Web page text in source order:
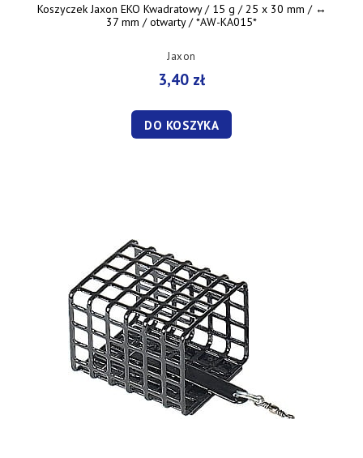
Koszyczek Jaxon EKO Kwadratowy / 15 g / 25 x 30 mm / ↔︎
37 mm / otwarty / *AW-KA015*
Jaxon
3,40 zł
DO KOSZYKA